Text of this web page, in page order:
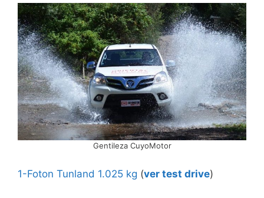
Gentileza CuyoMotor
1-Foton Tunland 1.025 kg (ver test drive)